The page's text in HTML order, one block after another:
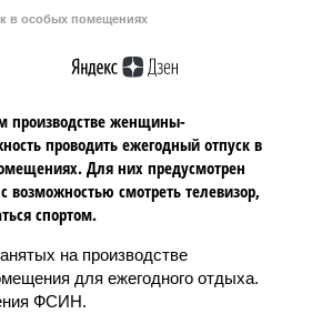
в особых помещениях
производстве женщины-
проводить ежегодный отпуск в
Для них предусмотрен
возможностью смотреть телевизор,
спортом.
на производстве
для ежегодного отдыха.
ФСИН.